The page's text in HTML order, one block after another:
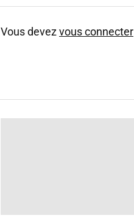
Vous devezvous connecter